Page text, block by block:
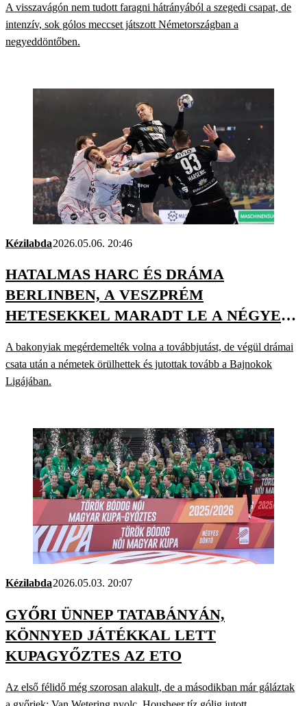
A visszavágón nem tudott faragni hátrányából a szegedi csapat, de
intenzív, sok gólos meccset játszott Németországban a
negyeddöntőben.
Kézilabda2026.05.06. 20:46
HATALMAS HARC ÉS DRÁMA
BERLINBEN, A VESZPRÉM
HETESEKKEL MARADT LE A NÉGYES
A bakonyiak megérdemelték volna a továbbjutást, de végül drámai
csata után a németek örülhettek és jutottak tovább a Bajnokok
Ligájában.
Kézilabda2026.05.03. 20:07
GYŐRI ÜNNEP TATABÁNYÁN,
KÖNNYED JÁTÉKKAL LETT
KUPAGYŐZTES AZ ETO
Az első félidő még szorosan alakult, de a másodikban már gáláztak